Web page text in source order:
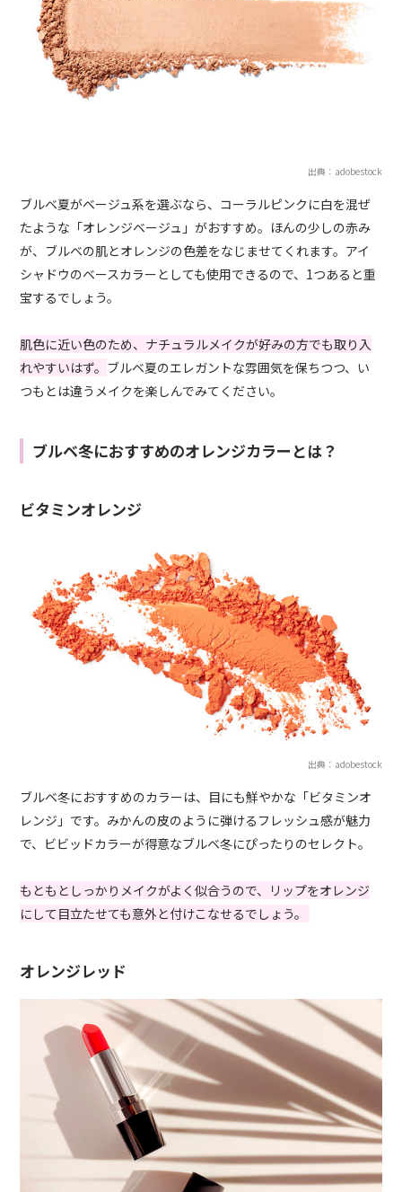
出典：adobestock
ブルベ夏がベージュ系を選ぶなら、コーラルピンクに白を混ぜ
たような「オレンジベージュ」がおすすめ。ほんの少しの赤み
が、ブルベの肌とオレンジの色差をなじませてくれます。アイ
シャドウのベースカラーとしても使用できるので、1つあると重
宝するでしょう。
肌色に近い色のため、ナチュラルメイクが好みの方でも取り入
れやすいはず。 ブルベ夏のエレガントな雰囲気を保ちつつ、い
つもとは違うメイクを楽しんでみてください。
ブルベ冬におすすめのオレンジカラーとは？
ビタミンオレンジ
出典：adobestock
ブルベ冬におすすめのカラーは、目にも鮮やかな「ビタミンオ
レンジ」です。みかんの皮のように弾けるフレッシュ感が魅力
で、ビビッドカラーが得意なブルベ冬にぴったりのセレクト。
もともとしっかりメイクがよく似合うので、リップをオレンジ
にして目立たせても意外と付けこなせるでしょう。
オレンジレッド